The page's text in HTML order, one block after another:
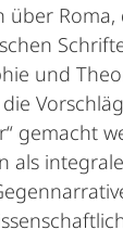
über Roma,
und
gemacht
als